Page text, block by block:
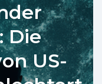
Die
US-